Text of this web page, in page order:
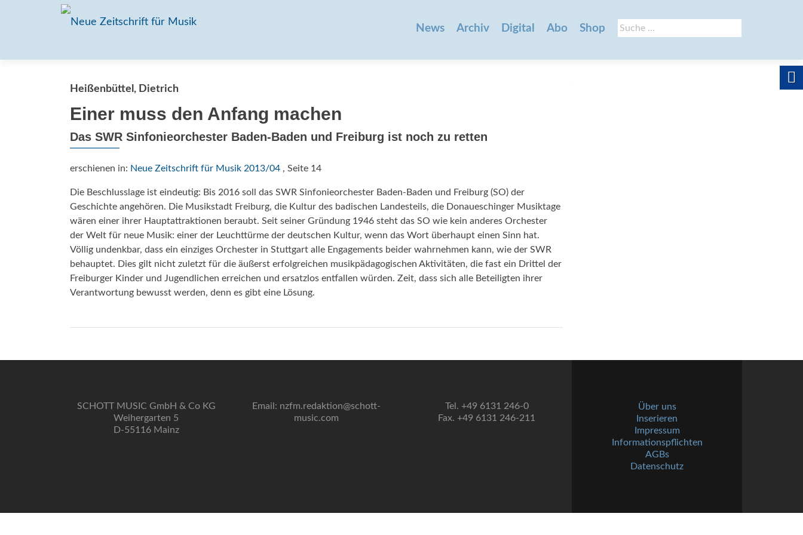
Suche
nach:
News Archiv Digital Abo Shop
Heißenbüttel, Dietrich
Einer muss den Anfang machen
Das SWR Sinfonieorchester Baden-Baden und Freiburg ist noch zu retten
erschienen in: Neue Zeitschrift für Musik 2013/04 , Seite 14
Die Beschlusslage ist eindeutig: Bis 2016 soll das SWR Sinfonieorchester Baden-Baden und Freiburg (SO) der
Geschichte angehören. Die Musikstadt Freiburg, die Kultur des badischen Landesteils, die Donaueschinger Musiktage
wären einer ihrer Hauptattraktionen beraubt. Seit seiner Gründung 1946 steht das SO wie kein anderes Orchester
der Welt für neue Musik: einer der Leuchttürme der deutschen Kultur, wenn das Wort überhaupt einen Sinn hat.
Völlig undenkbar, dass ein einziges Orchester in Stuttgart alle Engagements beider wahrnehmen kann, wie der SWR
behauptet. Dies gilt nicht zuletzt für die äußerst erfolgreichen musikpädagogischen Aktivitäten, die fast ein Drittel der
Freiburger Kinder und Jugendlichen erreichen und ersatzlos entfallen würden. Zeit, dass sich alle Beteiligten ihrer
Verantwortung bewusst werden, denn es gibt eine Lösung.
SCHOTT MUSIC GmbH & Co KG
Weihergarten 5
D-55116 Mainz
Email: nzfm.redaktion@schott-
music.com
Tel. +49 6131 246-0
Fax. +49 6131 246-211
Über uns
Inserieren
Impressum
Informationspflichten
AGBs
Datenschutz